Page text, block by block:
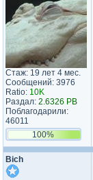
Стаж: 19 лет 4 мес.
Сообщений: 3976
Ratio: 10K
Раздал: 2.6326 PB
Поблагодарили:
46011
100%
Bich